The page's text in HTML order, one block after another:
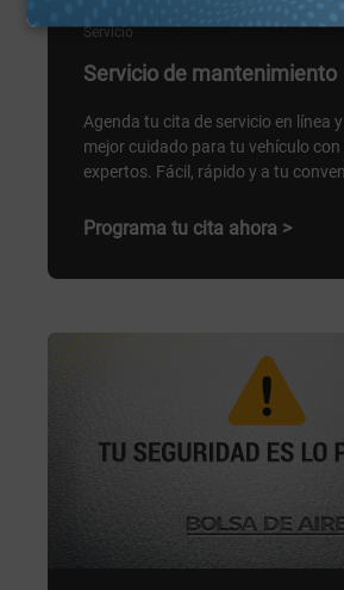
Servicio
Servicio de mantenimiento
Agenda tu cita de servicio en línea
mejor cuidado para tu vehículo
expertos. Fácil, rápido y a tu
Programa tu cita ahora >